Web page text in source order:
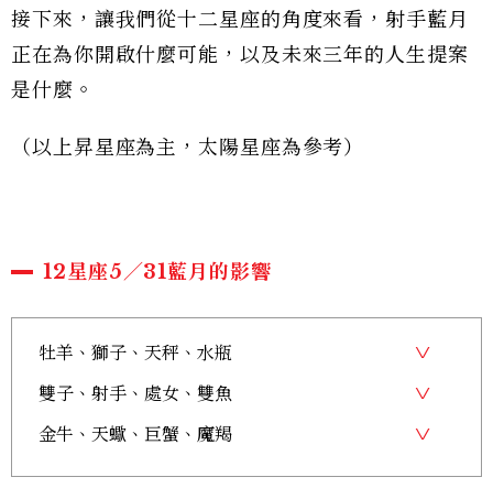
接下來，讓我們從十二星座的角度來看，射手藍月
正在為你開啟什麼可能，以及未來三年的人生提案
是什麼。
（以上昇星座為主，太陽星座為參考）
12星座5／31藍月的影響
牡羊、獅子、天秤、水瓶
雙子、射手、處女、雙魚
金牛、天蠍、巨蟹、魔羯